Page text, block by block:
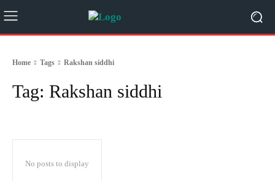
Home Tags Rakshan siddhi
Tag: Rakshan siddhi
No posts to display